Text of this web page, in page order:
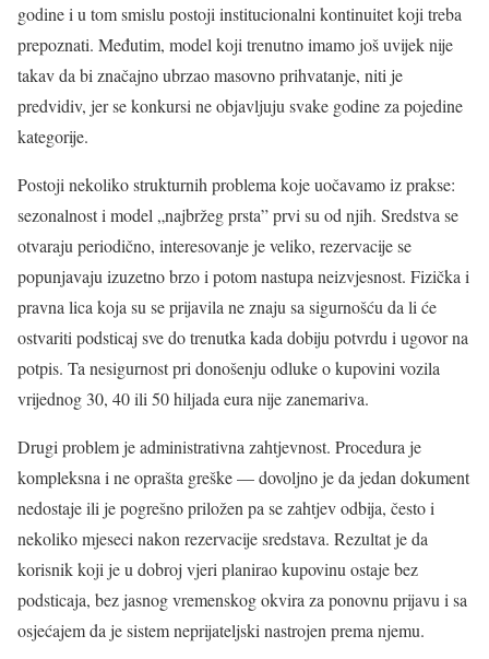
godine i u tom smislu postoji institucionalni kontinuitet koji treba
prepoznati. Međutim, model koji trenutno imamo još uvijek nije
takav da bi značajno ubrzao masovno prihvatanje, niti je
predvidiv, jer se konkursi ne objavljuju svake godine za pojedine
kategorije.
Postoji nekoliko strukturnih problema koje uočavamo iz prakse:
sezonalnost i model „najbržeg prsta” prvi su od njih. Sredstva se
otvaraju periodično, interesovanje je veliko, rezervacije se
popunjavaju izuzetno brzo i potom nastupa neizvjesnost. Fizička i
pravna lica koja su se prijavila ne znaju sa sigurnošću da li će
ostvariti podsticaj sve do trenutka kada dobiju potvrdu i ugovor na
potpis. Ta nesigurnost pri donošenju odluke o kupovini vozila
vrijednog 30, 40 ili 50 hiljada eura nije zanemariva.
Drugi problem je administrativna zahtjevnost. Procedura je
kompleksna i ne oprašta greške — dovoljno je da jedan dokument
nedostaje ili je pogrešno priložen pa se zahtjev odbija, često i
nekoliko mjeseci nakon rezervacije sredstava. Rezultat je da
korisnik koji je u dobroj vjeri planirao kupovinu ostaje bez
podsticaja, bez jasnog vremenskog okvira za ponovnu prijavu i sa
osjećajem da je sistem neprijateljski nastrojen prema njemu.